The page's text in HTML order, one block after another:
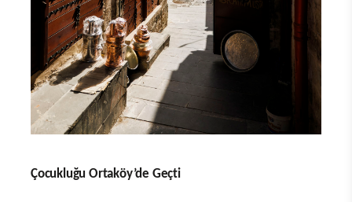
Çocukluğu Ortaköy’de Geçti